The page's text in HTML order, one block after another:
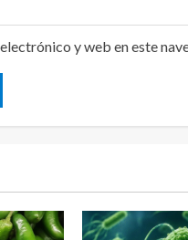
y web en este